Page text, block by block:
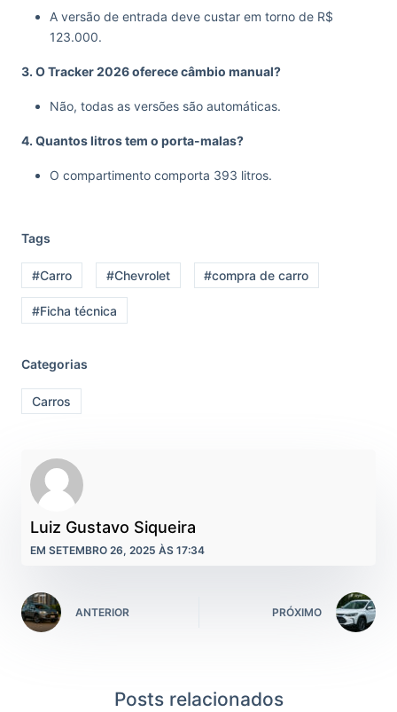
A versão de entrada deve custar em torno de R$
123.000.
3. O Tracker 2026 oferece câmbio manual?
Não, todas as versões são automáticas.
4. Quantos litros tem o porta-malas?
O compartimento comporta 393 litros.
Tags
#Carro #Chevrolet #compra de carro
#Ficha técnica
Categorias
Carros
Luiz Gustavo Siqueira
EM SETEMBRO 26, 2025 ÀS 17:34
ANTERIOR PRÓXIMO
Posts relacionados